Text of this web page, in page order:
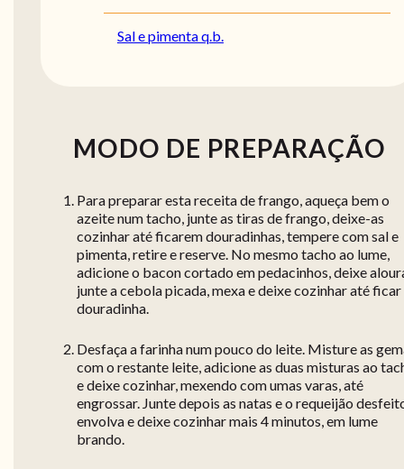
Sal e pimenta q.b.
MODO DE PREPARAÇÃO
Para preparar esta receita de frango, aqueça bem o
azeite num tacho, junte as tiras de frango, deixe-as
cozinhar até ficarem douradinhas, tempere com sal e
pimenta, retire e reserve. No mesmo tacho ao lume,
adicione o bacon cortado em pedacinhos, deixe
junte a cebola picada, mexa e deixe cozinhar até ficar
douradinha.
Desfaça a farinha num pouco do leite. Misture as
com o restante leite, adicione as duas misturas ao
e deixe cozinhar, mexendo com umas varas, até
engrossar. Junte depois as natas e o requeijão
envolva e deixe cozinhar mais 4 minutos, em lume
brando.